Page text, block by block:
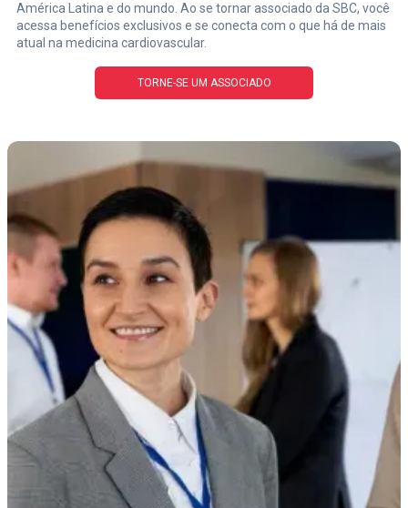
América Latina e do mundo. Ao se tornar associado da SBC, você
acessa benefícios exclusivos e se conecta com o que há de mais
atual na medicina cardiovascular.
TORNE-SE UM ASSOCIADO